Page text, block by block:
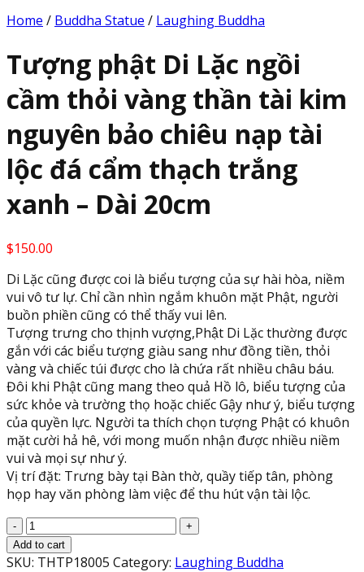
Home / Buddha Statue / Laughing Buddha
Tượng phật Di Lặc ngồi
cầm thỏi vàng thần tài kim
nguyên bảo chiêu nạp tài
lộc đá cẩm thạch trắng
xanh – Dài 20cm
$150.00
Di Lặc cũng được coi là biểu tượng của sự hài hòa, niềm
vui vô tư lự. Chỉ cần nhìn ngắm khuôn mặt Phật, người
buồn phiền cũng có thể thấy vui lên.
Tượng trưng cho thịnh vượng,Phật Di Lặc thường được
gắn với các biểu tượng giàu sang như đồng tiền, thỏi
vàng và chiếc túi được cho là chứa rất nhiều châu báu.
Đôi khi Phật cũng mang theo quả Hồ lô, biểu tượng của
sức khỏe và trường thọ hoặc chiếc Gậy như ý, biểu tượng
của quyền lực. Người ta thích chọn tượng Phật có khuôn
mặt cười hả hê, với mong muốn nhận được nhiều niềm
vui và mọi sự như ý.
Vị trí đặt: Trưng bày tại Bàn thờ, quầy tiếp tân, phòng
họp hay văn phòng làm việc để thu hút vận tài lộc.
Tượng
phật
Di
Add to cart
SKU: THTP18005 Category: Laughing Buddha